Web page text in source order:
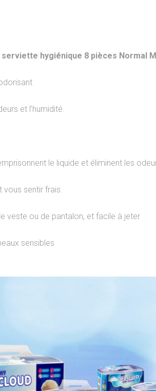
hygiénique 8 pièces Normal
et l’humidité.
le liquide et éliminent les
sentir frais.
veste ou de pantalon, et facile à jeter
sensibles